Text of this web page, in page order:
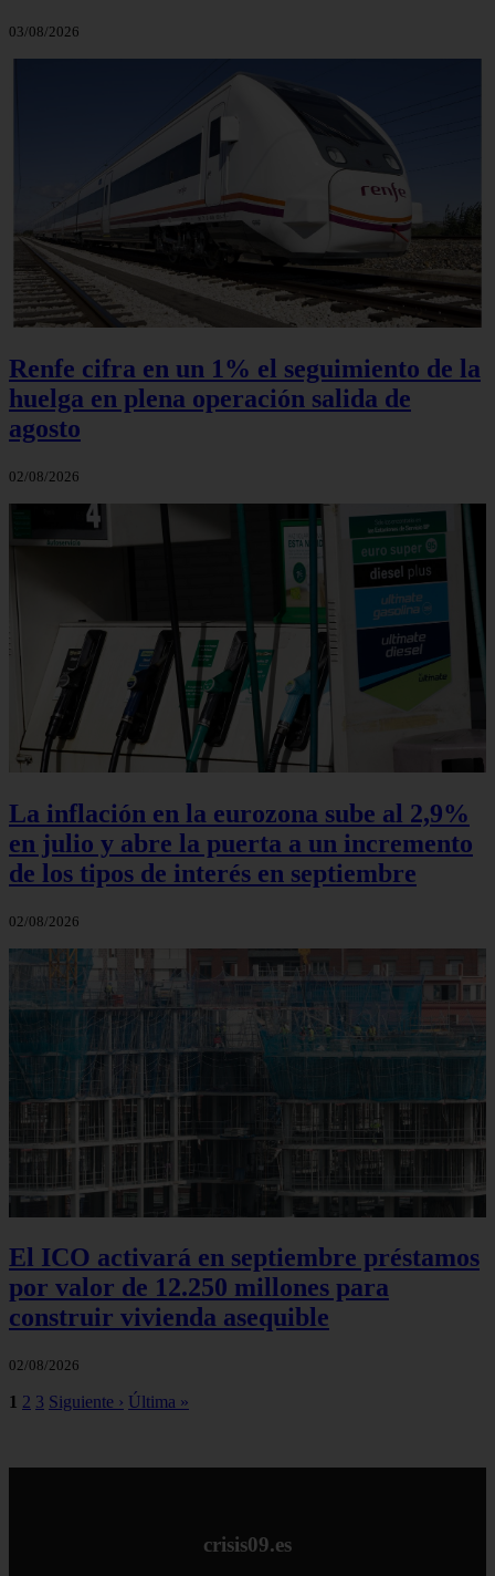
03/08/2026
Renfe cifra en un 1% el seguimiento de la
huelga en plena operación salida de
agosto
02/08/2026
La inflación en la eurozona sube al 2,9%
en julio y abre la puerta a un incremento
de los tipos de interés en septiembre
02/08/2026
El ICO activará en septiembre préstamos
por valor de 12.250 millones para
construir vivienda asequible
02/08/2026
1 2 3 Siguiente › Última »
crisis09.es